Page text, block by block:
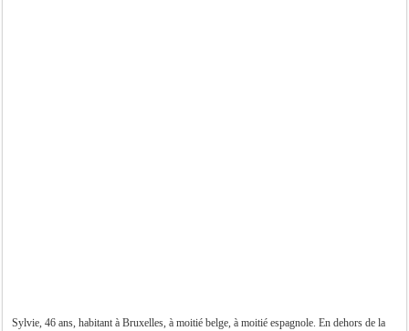
Sylvie, 46 ans, habitant à Bruxelles, à moitié belge, à moitié espagnole. En dehors de la